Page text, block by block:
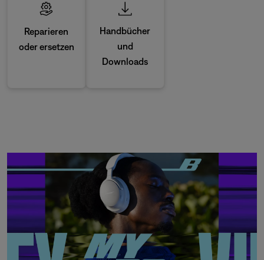
Reparieren
oder ersetzen
Handbücher
und
Downloads